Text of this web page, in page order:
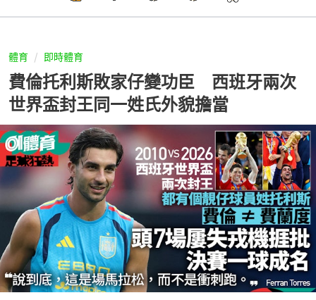
體育 即時體育
費倫托利斯敗家仔變功臣 西班牙兩次
世界盃封王同一姓氏外貌擔當